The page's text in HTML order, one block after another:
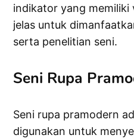
indikator yang memiliki
jelas untuk
serta penelitian seni.
Seni Rupa
Seni rupa pramodern
digunakan untuk